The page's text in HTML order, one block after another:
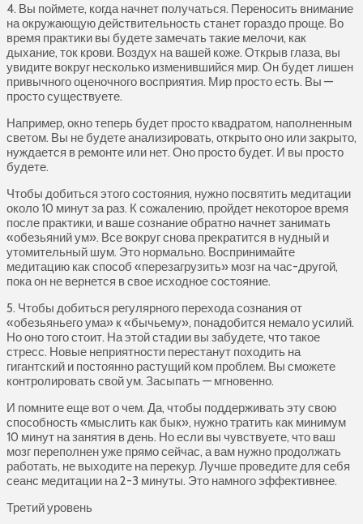
4. Вы поймете, когда начнет получаться. Переносить внимание
на окружающую действительность станет гораздо проще. Во
время практики вы будете замечать такие мелочи, как
дыхание, ток крови. Воздух на вашей коже. Открыв глаза, вы
увидите вокруг несколько изменившийся мир. Он будет лишен
привычного оценочного восприятия. Мир просто есть. Вы —
просто существуете.
Например, окно теперь будет просто квадратом, наполненным
светом. Вы не будете анализировать, открыто оно или закрыто,
нуждается в ремонте или нет. Оно просто будет. И вы просто
будете.
Чтобы добиться этого состояния, нужно посвятить медитации
около 10 минут за раз. К сожалению, пройдет некоторое время
после практики, и ваше сознание обратно начнет занимать
«обезьяний ум». Все вокруг снова прекратится в нудный и
утомительный шум. Это нормально. Воспринимайте
медитацию как способ «перезагрузить» мозг на час-другой,
пока он не вернется в свое исходное состояние.
5. Чтобы добиться регулярного перехода сознания от
«обезьяньего ума» к «бычьему», понадобится немало усилий.
Но оно того стоит. На этой стадии вы забудете, что такое
стресс. Новые неприятности перестанут походить на
гигантский и постоянно растущий ком проблем. Вы сможете
контролировать свой ум. Засыпать — мгновенно.
И помните еще вот о чем. Да, чтобы поддерживать эту свою
способность «мыслить как бык», нужно тратить как минимум
10 минут на занятия в день. Но если вы чувствуете, что ваш
мозг переполнен уже прямо сейчас, а вам нужно продолжать
работать, не выходите на перекур. Лучше проведите для себя
сеанс медитации на 2-3 минуты. Это намного эффективнее.
Третий уровень